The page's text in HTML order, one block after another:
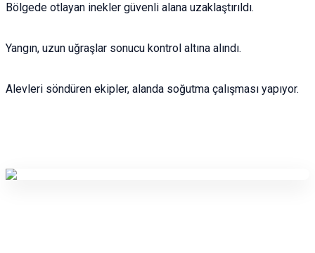
Bölgede otlayan inekler güvenli alana uzaklaştırıldı.
Yangın, uzun uğraşlar sonucu kontrol altına alındı.
Alevleri söndüren ekipler, alanda soğutma çalışması yapıyor.